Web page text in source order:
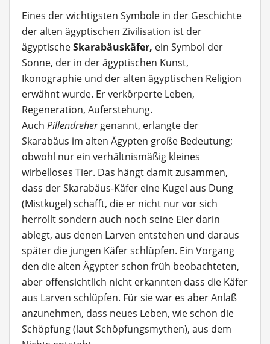
Eines der wichtigsten Symbole in der Geschichte
der alten ägyptischen Zivilisation ist der
ägyptischeSkarabäuskäfer, ein Symbol der
Sonne, der in der ägyptischen Kunst,
Ikonographie und der alten ägyptischen Religion
erwähnt wurde. Er verkörperte Leben,
Regeneration, Auferstehung.
Auch Pillendrehergenannt, erlangte der
Skarabäus im alten Ägypten große Bedeutung;
obwohl nur ein verhältnismäßig kleines
wirbelloses Tier. Das hängt damit zusammen,
dass der Skarabäus-Käfer eine Kugel aus Dung
(Mistkugel) schafft, die er nicht nur vor sich
herrollt sondern auch noch seine Eier darin
ablegt, aus denen Larven entstehen und daraus
später die jungen Käfer schlüpfen. Ein Vorgang
den die alten Ägypter schon früh beobachteten,
aber offensichtlich nicht erkannten dass die Käfer
aus Larven schlüpfen. Für sie war es aber Anlaß
anzunehmen, dass neues Leben, wie schon die
Schöpfung (laut Schöpfungsmythen), aus dem